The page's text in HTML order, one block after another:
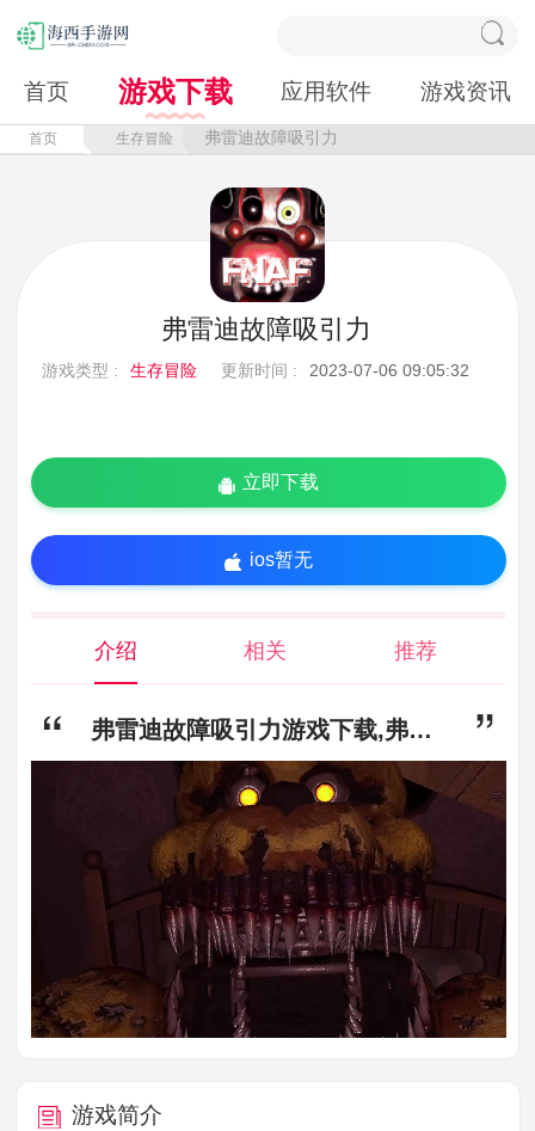
首页 游戏下载 应用软件 游戏资讯
首页 生存冒险 弗雷迪故障吸引力
弗雷迪故障吸引力
游戏类型 : 生存冒险 更新时间 : 2023-07-06 09:05:32
立即下载
ios暂无
介绍 相关 推荐
弗雷迪故障吸引力游戏下载,弗雷迪故障吸引力中文版手机下载
游戏简介